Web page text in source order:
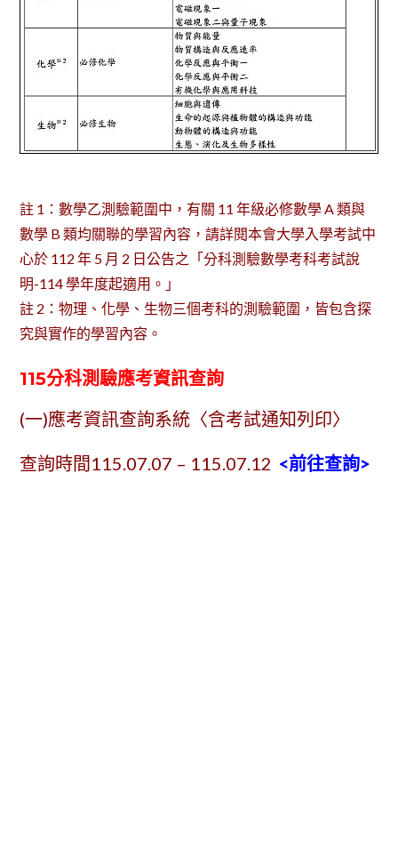
註 1：數學乙測驗範圍中，有關 11 年級必修數學 A 類與
數學 B 類均關聯的學習內容，請詳閱本會大學入學考試中
心於 112 年 5 月 2 日公告之「分科測驗數學考科考試說
明-114 學年度起適用。」
註 2：物理、化學、生物三個考科的測驗範圍，皆包含探
究與實作的學習內容。
115分科測驗應考資訊查詢
(一)應考資訊查詢系統〈含考試通知列印〉
查詢時間115.07.07 – 115.07.12 <前往查詢>